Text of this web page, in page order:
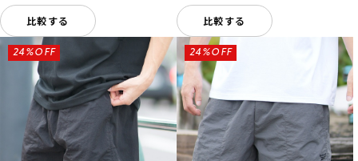
比較する 比較する
24%OFF 24%OFF